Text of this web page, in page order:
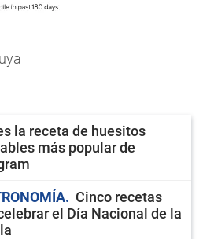
la receta de huesitos
más popular de
Cinco recetas
el Día Nacional de la